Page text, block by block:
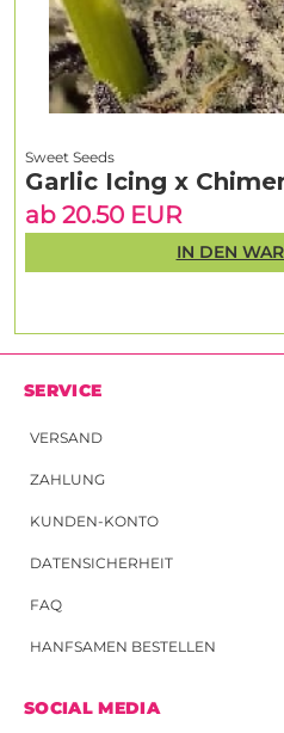
Sweet Seeds
Garlic Icing x
ab 20.50 EUR
IN DEN
SERVICE
VERSAND
ZAHLUNG
KUNDEN-KONTO
DATENSICHERHEIT
FAQ
HANFSAMEN BESTELLEN
SOCIAL MEDIA